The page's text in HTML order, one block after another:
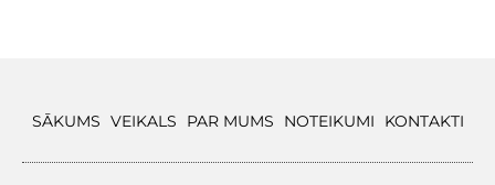
SĀKUMS VEIKALS PAR MUMS NOTEIKUMI KONTAKTI